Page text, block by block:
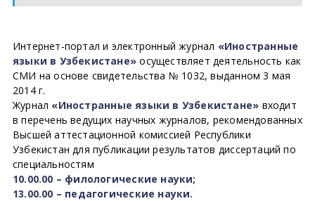
Интернет-портал и электронный журнал «Иностранные
языки в Узбекистане» осуществляет деятельность как
СМИ на основе свидетельства № 1032, выданном 3 мая
2014 г.
Журнал «Иностранные языки в Узбекистане» входит
в перечень ведущих научных журналов, рекомендованных
Высшей аттестационной комиссией Республики
Узбекистан для публикации результатов диссертаций по
специальностям
10.00.00 – филологические науки;
13.00.00 – педагогические науки.